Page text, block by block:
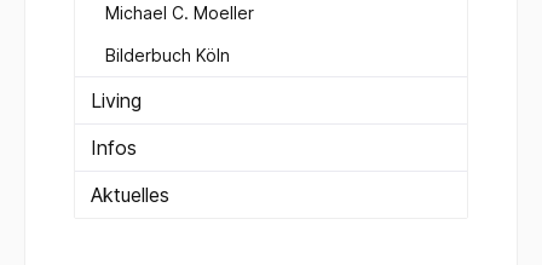
Michael C. Moeller
Bilderbuch Köln
Living
Infos
Aktuelles